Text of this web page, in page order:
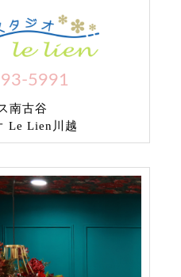
5991
南古谷
Le Lien川越